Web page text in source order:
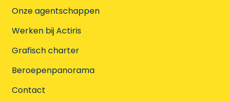
Onze agentschappen
Werken bij Actiris
Grafisch charter
Beroepenpanorama
Contact